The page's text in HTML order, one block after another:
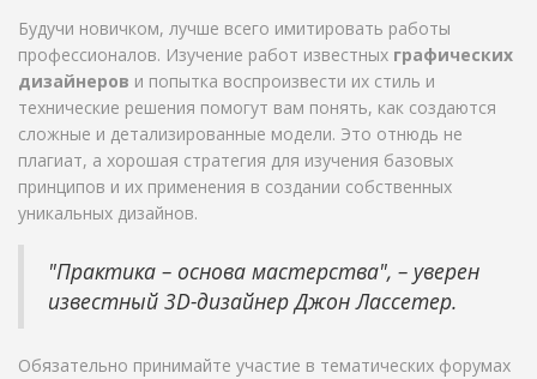
Будучи новичком, лучше всего имитировать работы
профессионалов. Изучение работ известных графических
дизайнеров и попытка воспроизвести их стиль и
технические решения помогут вам понять, как создаются
сложные и детализированные модели. Это отнюдь не
плагиат, а хорошая стратегия для изучения базовых
принципов и их применения в создании собственных
уникальных дизайнов.
"Практика – основа мастерства", – уверен
известный 3D-дизайнер Джон Лассетер.
Обязательно принимайте участие в тематических форумах